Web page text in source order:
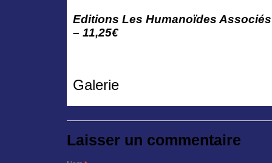
Editions Les Humanoïdes
– 11,25€
Galerie
Laisser un commentaire